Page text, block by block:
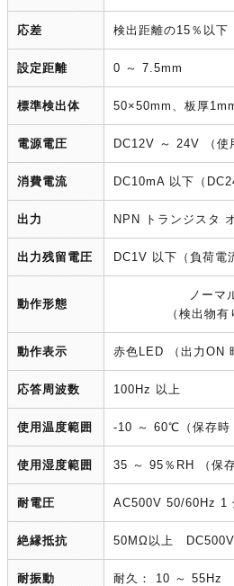
応差 検出距離の15％以下
設定距離 0 ～ 7.5mm
標準検出体 50×50mm、板厚
電源電圧 DC12V ～ 24V （
消費電流 DC10mA 以下（
出力 NPN トランジスタ
出力残留電圧 DC1V 以下（負荷
動作形態
ノーマ
（検出物
動作表示 赤色LED （出力ON
応答周波数 100Hz 以上
使用温度範囲 -10 ～ 60℃（保存時
使用湿度範囲 35 ～ 95％RH （保
耐電圧 AC500V 50/60Hz 1
絶縁抵抗 50MΩ以上 DC500V
耐振動 耐久： 10 ～ 55Hz